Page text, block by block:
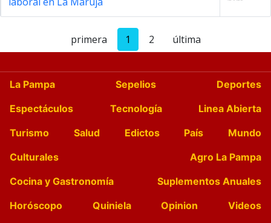
primera 1 2 última
La Pampa Sepelios
Deportes
Espectáculos
Tecnología
Linea Abierta
Turismo
Salud Edictos País
Mundo
Culturales
Agro La Pampa
Cocina y Gastronomía
Suplementos Anuales
Horóscopo
Quiniela Opinion
Videos